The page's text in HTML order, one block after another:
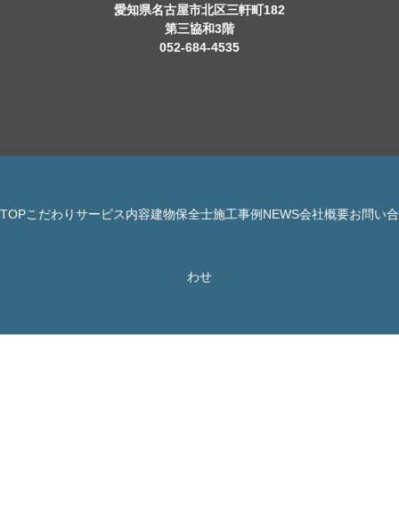
愛知県名古屋市北区三軒町182
第三協和3階
052-684-4535
TOPこだわりサービス内容建物保全士施工事例 NEWS会社概要お問い合
わせ